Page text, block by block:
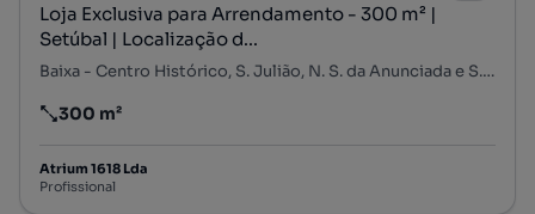
Loja Exclusiva para Arrendamento - 300 m² |
Setúbal | Localização d...
Baixa - Centro Histórico, S. Julião, N. S. da Anunciada e S. Maria da Graça, Setúbal, Setúbal
Preço por metro quadrado
300 m²
Atrium 1618 Lda
Profissional